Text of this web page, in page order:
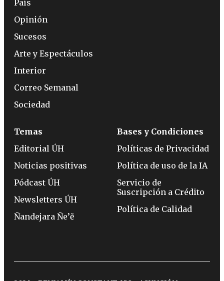
País
Opinión
Sucesos
Arte y Espectáculos
Interior
Correo Semanal
Sociedad
Temas
Editorial ÚH
Noticias positivas
Pódcast ÚH
Newsletters ÚH
Ñandejara Ñe’ẽ
Bases y Condiciones
Políticas de Privacidad
Política de uso de la IA
Servicio de
Suscripción a Crédito
Política de Calidad